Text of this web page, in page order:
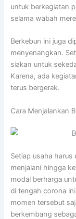
untuk berkegiatan
selama wabah
Berkebun ini juga
menyenangkan.
siakan untuk
Karena, ada
terus bergerak.
Cara Menjalankan
Setiap usaha
menjalani hingga
modal berharga
di tengah corona
momen tersebut
berkembang